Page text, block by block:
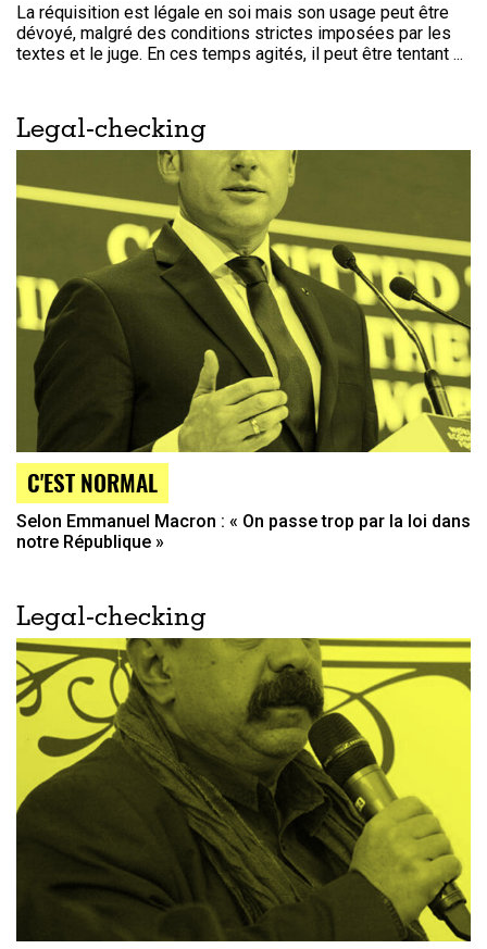
La réquisition est légale en soi mais son usage peut être
dévoyé, malgré des conditions strictes imposées par les
textes et le juge. En ces temps agités, il peut être tentant ...
Legal-checking
C'EST NORMAL
Selon Emmanuel Macron : « On passe trop par la loi dans
notre République »
Legal-checking